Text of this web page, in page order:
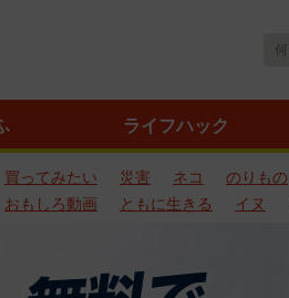
ライフハック
買ってみたい 災害 ネコ のりもの
おもしろ動画 ともに生きる イヌ